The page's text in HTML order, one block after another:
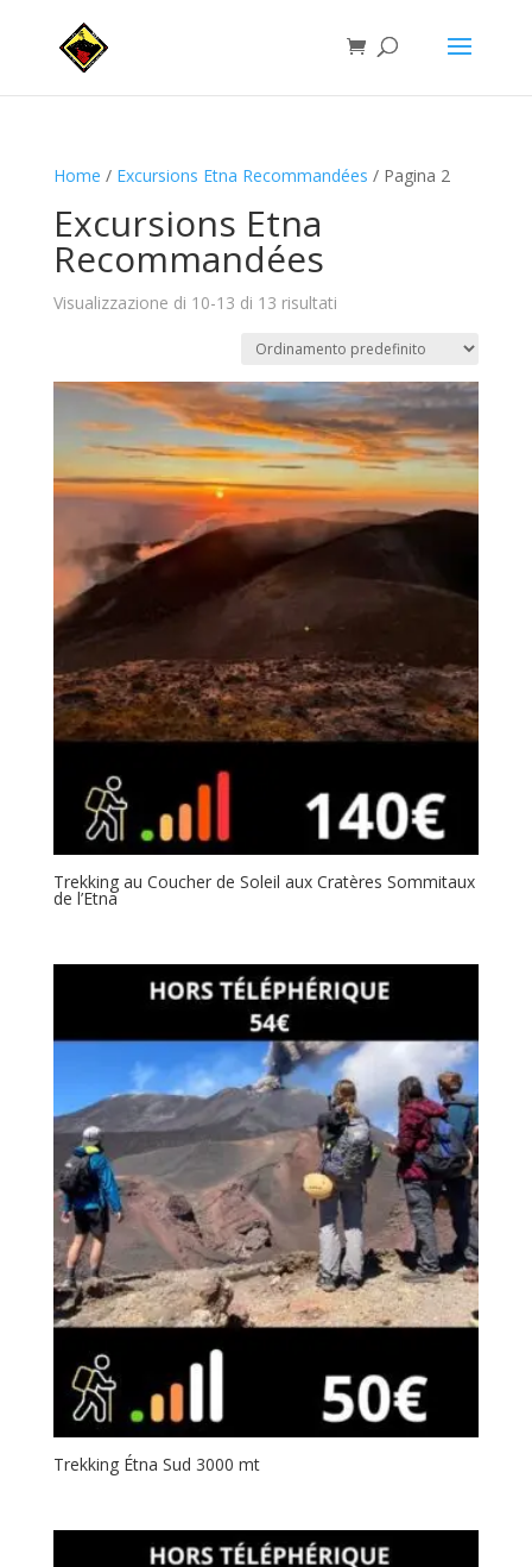
Home / Excursions Etna Recommandées / Pagina 2
Excursions Etna
Recommandées
Visualizzazione di 10-13 di 13 risultati
Trekking au Coucher de Soleil aux Cratères Sommitaux
de l’Etna
Trekking Étna Sud 3000 mt